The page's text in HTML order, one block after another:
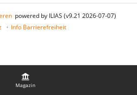
Magazin
powered by ILIAS (v9.21 2026-07-07)
Info Barrierefreiheit